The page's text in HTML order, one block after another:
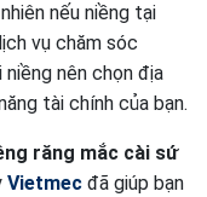
nếu niềng tại
vụ chăm sóc
nên chọn địa
tài chính của bạn.
răng mắc cài sứ
Vietmec đã giúp bạn